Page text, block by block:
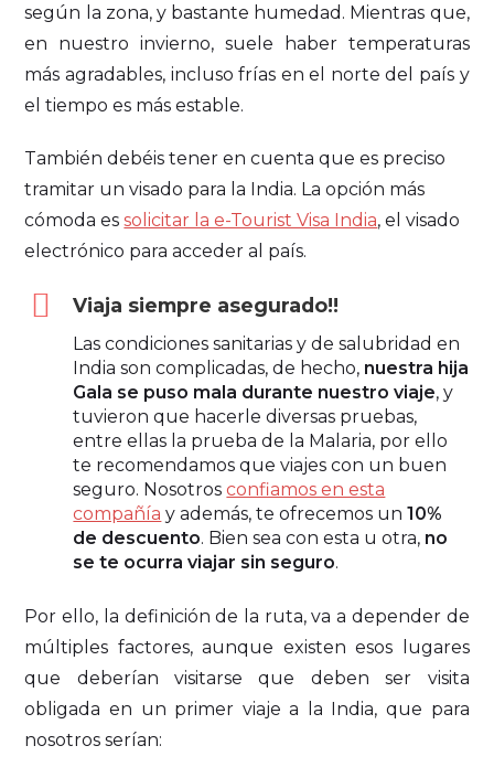
según la zona, y bastante humedad. Mientras que,
en nuestro invierno, suele haber temperaturas
más agradables, incluso frías en el norte del país y
el tiempo es más estable.
También debéis tener en cuenta que es preciso
tramitar un visado para la India. La opción más
cómoda essolicitar la e-Tourist Visa India, el visado
electrónico para acceder al país.
Viaja siempre asegurado!!
Las condiciones sanitarias y de salubridad en
India son complicadas, de hecho, nuestra hija
Gala se puso mala durante nuestro viaje, y
tuvieron que hacerle diversas pruebas,
entre ellas la prueba de la Malaria, por ello
te recomendamos que viajes con un buen
seguro. Nosotrosconfiamos en esta
compañía y además, te ofrecemos un10%
de descuento. Bien sea con esta u otra, no
se te ocurra viajar sin seguro.
Por ello, la definición de la ruta, va a depender de
múltiples factores, aunque existen esos lugares
que deberían visitarse que deben ser visita
obligada en un primer viaje a la India, que para
nosotros serían: